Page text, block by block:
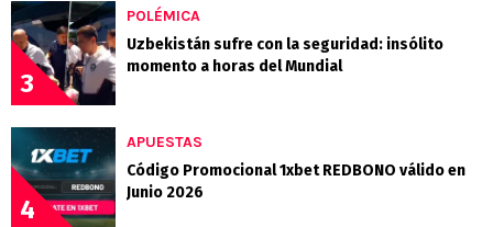
3
POLÉMICA
Uzbekistán sufre con la seguridad: insólito
momento a horas del Mundial
4
APUESTAS
Código Promocional 1xbet REDBONO válido en
Junio 2026